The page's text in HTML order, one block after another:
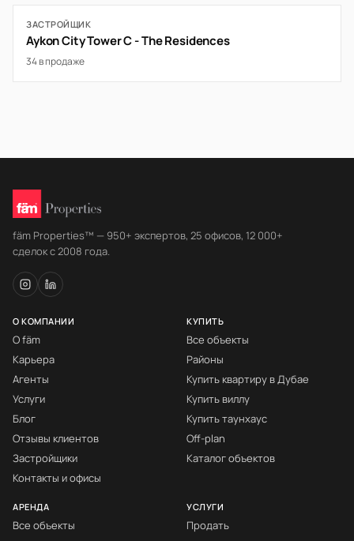
ЗАСТРОЙЩИК
Aykon City Tower C - The Residences
34 в продаже
fäm Properties™ — 950+ экспертов, 25 офисов, 12 000+
сделок с 2008 года.
О КОМПАНИИ
О fäm
Карьера
Агенты
Услуги
Блог
Отзывы клиентов
Застройщики
Контакты и офисы
КУПИТЬ
Все объекты
Районы
Купить квартиру в Дубае
Купить виллу
Купить таунхаус
Off-plan
Каталог объектов
АРЕНДА
Все объекты
УСЛУГИ
Продать